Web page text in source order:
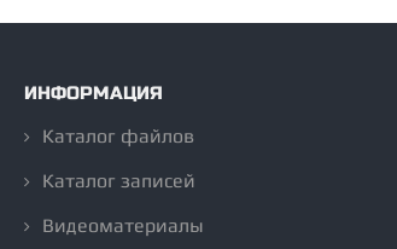
ИНФОРМАЦИЯ
Каталог файлов
Каталог записей
Видеоматериалы